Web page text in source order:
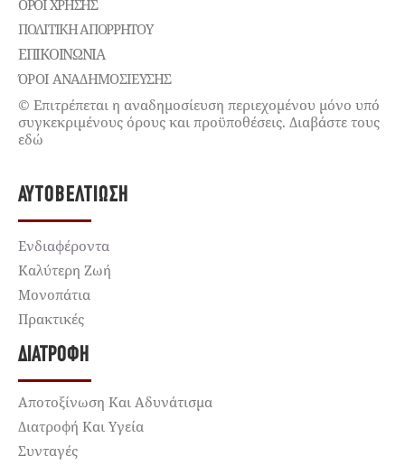
ΌΡΟΙ ΧΡΉΣΗΣ
ΠΟΛΙΤΙΚΉ ΑΠΟΡΡΉΤΟΥ
ΕΠΙΚΟΙΝΩΝΊΑ
ΌΡΟΙ ΑΝΑΔΗΜΟΣΙΕΥΣΗΣ
© Επιτρέπεται η αναδημοσίευση περιεχομένου μόνο υπό
συγκεκριμένους όρους και προϋποθέσεις. Διαβάστε τους
εδώ
ΑΥΤΟΒΕΛΤΊΩΣΗ
Ενδιαφέροντα
Καλύτερη Ζωή
Μονοπάτια
Πρακτικές
ΔΙΑΤΡΟΦΉ
Αποτοξίνωση Και Αδυνάτισμα
Διατροφή Και Υγεία
Συνταγές